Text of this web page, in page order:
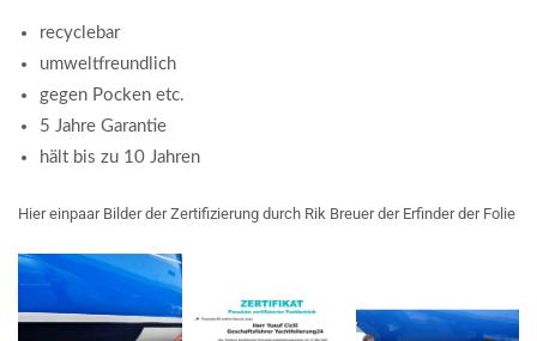
recyclebar
umweltfreundlich
gegen Pocken etc.
5 Jahre Garantie
hält bis zu 10 Jahren
Hier einpaar Bilder der Zertifizierung durch Rik Breuer der Erfinder der Folie